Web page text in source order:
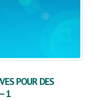
POUR DES
1